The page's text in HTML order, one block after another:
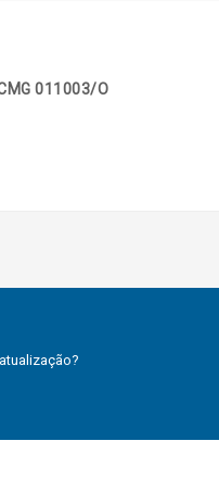
011003/O